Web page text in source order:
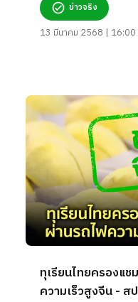
ข่าวจริง
13 มีนาคม 2568 | 16:00
ทุเรียนไทยครองแ
ความเร็วสูงจีน - ส